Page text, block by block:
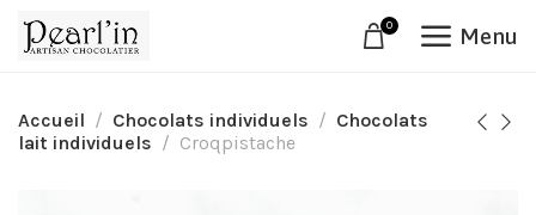
0 Menu
Accueil Chocolats individuels
Chocolats
lait individuels
Croqpistache